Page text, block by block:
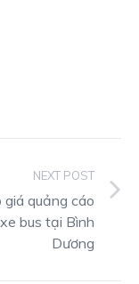
NEXT POST
giá quảng cáo
bus tại Bình
Dương